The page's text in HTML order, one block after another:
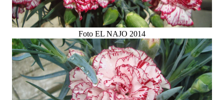
Foto EL NAJO 2014